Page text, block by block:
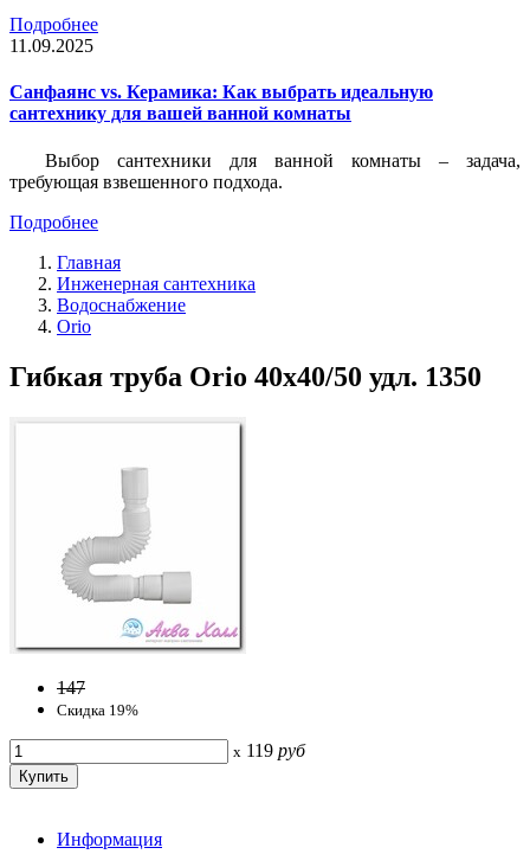
Подробнее
11.09.2025
Санфаянс vs. Керамика: Как выбрать идеальную
сантехнику для вашей ванной комнаты
Выбор сантехники для ванной комнаты – задача,
требующая взвешенного подхода.
Подробнее
Главная
Инженерная сантехника
Водоснабжение
Orio
Гибкая труба Orio 40x40/50 удл. 1350
147
Скидка 19%
x 119 руб
Информация